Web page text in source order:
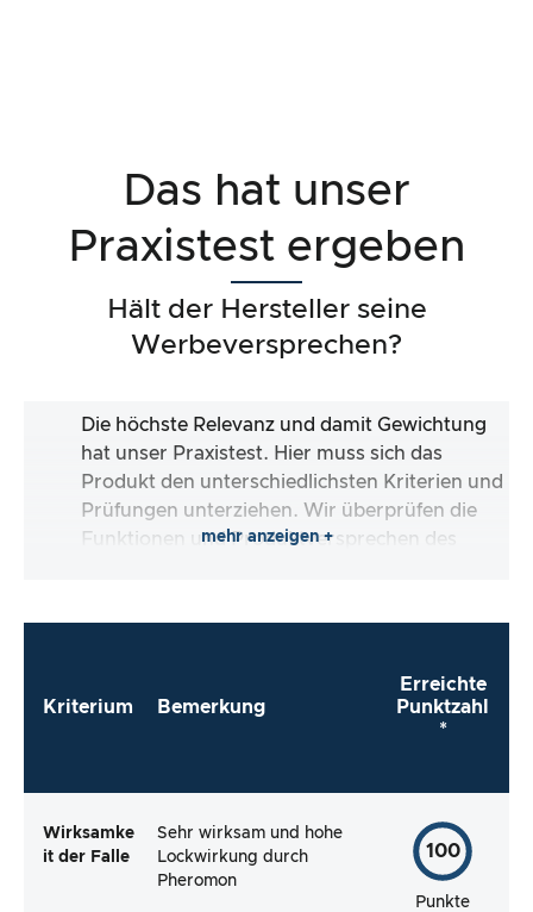
Das hat unser
Praxistest ergeben
Hält der Hersteller seine
Werbeversprechen?
Die höchste Relevanz und damit Gewichtung
hat unser Praxistest. Hier muss sich das
Produkt den unterschiedlichsten Kriterien und
Prüfungen unterziehen. Wir überprüfen die
Funktionen und Produktversprechen des
mehr anzeigen +
Kriterium Bemerkung
Erreichte
Punktzahl
*
Wirksamke
it der Falle
Sehr wirksam und hohe
Lockwirkung durch
Pheromon
100
Punkte